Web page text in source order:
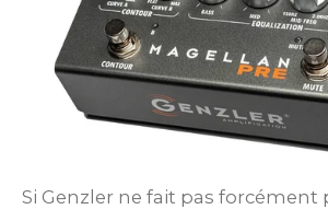
Si Genzler ne fait pas forcément